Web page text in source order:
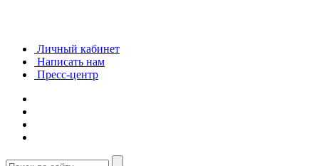
Личный кабинет
Написать нам
Пресс-центр